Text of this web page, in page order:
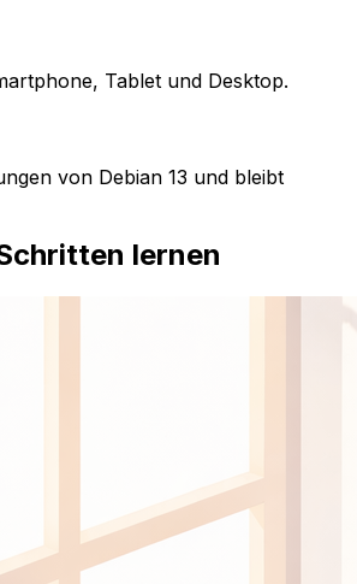
Tablet und Desktop.
von Debian 13 und bleibt
lernen